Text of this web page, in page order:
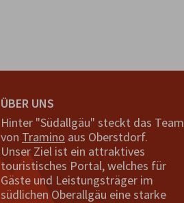
ÜBER UNS
Hinter "Südallgäu" steckt das Team
von Tramino aus Oberstdorf.
Unser Ziel ist ein attraktives
touristisches Portal, welches für
Gäste und Leistungsträger im
südlichen Oberallgäu eine starke